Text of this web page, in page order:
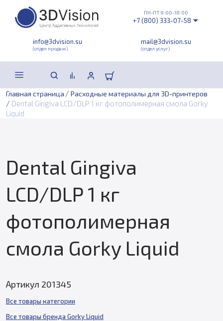
info@3dvision.su
(отдел продаж)
mail@3dvision.su
(отдел услуг)
ПН-ПТ 9:00-18:00
+7 (800) 333-07-58
Главная страница / Расходные материалы для 3D-принтеров
/ Dental Gingiva LCD/DLP 1 кг фотополимерная смола Gorky
Liquid
Dental Gingiva
LCD/DLP 1 кг
фотополимерная
смола Gorky Liquid
Артикул 201345
Все товары категории
Все товары бренда Gorky Liquid